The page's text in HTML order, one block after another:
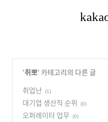
'취뽀' 카테고리의 다른 글
취업난 (1)
대기업 생산직 순위 (0)
오퍼레이터 업무 (0)